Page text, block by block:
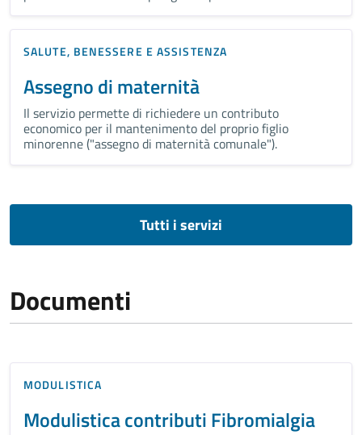
SALUTE, BENESSERE E ASSISTENZA
Assegno di maternità
Il servizio permette di richiedere un contributo
economico per il mantenimento del proprio figlio
minorenne ("assegno di maternità comunale").
Tutti i servizi
Documenti
MODULISTICA
Modulistica contributi Fibromialgia